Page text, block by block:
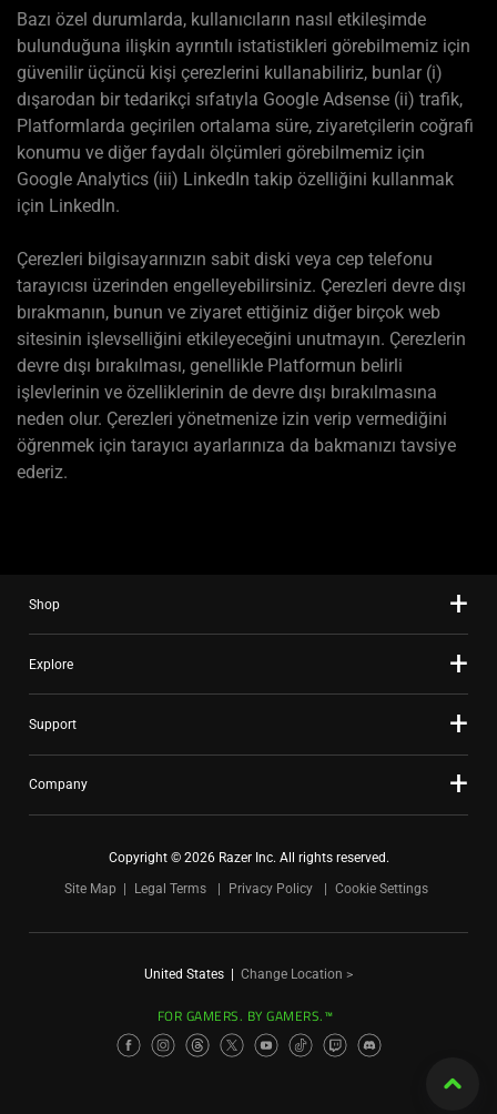
Bazı özel durumlarda, kullanıcıların nasıl etkileşimde
bulunduğuna ilişkin ayrıntılı istatistikleri görebilmemiz için
güvenilir üçüncü kişi çerezlerini kullanabiliriz, bunlar (i)
dışarodan bir tedarikçi sıfatıyla Google Adsense (ii) trafik,
Platformlarda geçirilen ortalama süre, ziyaretçilerin coğrafi
konumu ve diğer faydalı ölçümleri görebilmemiz için
Google Analytics (iii) LinkedIn takip özelliğini kullanmak
için LinkedIn.
Çerezleri bilgisayarınızın sabit diski veya cep telefonu
tarayıcısı üzerinden engelleyebilirsiniz. Çerezleri devre dışı
bırakmanın, bunun ve ziyaret ettiğiniz diğer birçok web
sitesinin işlevselliğini etkileyeceğini unutmayın. Çerezlerin
devre dışı bırakılması, genellikle Platformun belirli
işlevlerinin ve özelliklerinin de devre dışı bırakılmasına
neden olur. Çerezleri yönetmenize izin verip vermediğini
öğrenmek için tarayıcı ayarlarınıza da bakmanızı tavsiye
ederiz.
Shop
Explore
Support
Company
Copyright © 2026 Razer Inc. All rights reserved.
Site Map
Legal Terms Privacy Policy Cookie Settings
United States | Change Location >
FOR GAMERS. BY GAMERS.™